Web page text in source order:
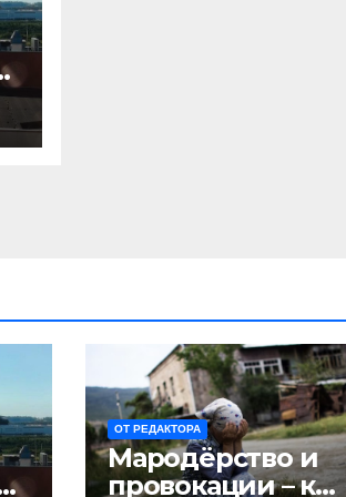
ОТ РЕДАКТОРА
Мародёрство и
провокации – как